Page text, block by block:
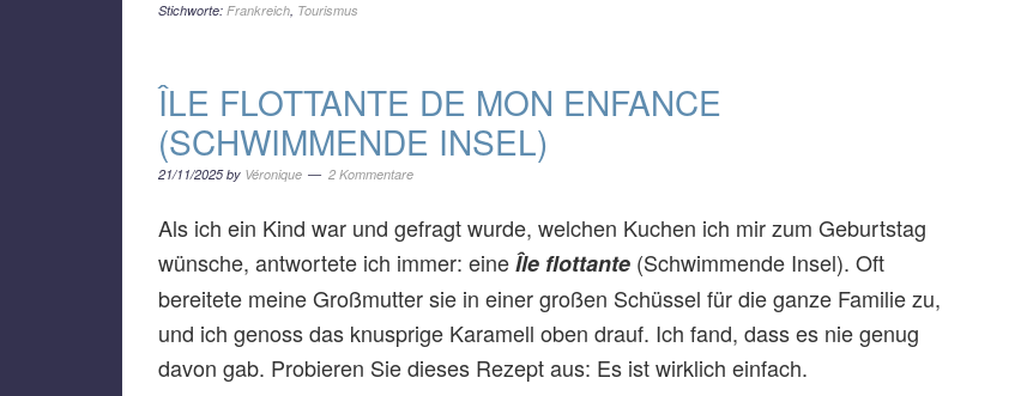
Stichworte: Frankreich, Tourismus
ÎLE FLOTTANTE DE MON ENFANCE
(SCHWIMMENDE INSEL)
21/11/2025by Véronique 2 Kommentare
Als ich ein Kind war und gefragt wurde, welchen Kuchen ich mir zum Geburtstag
wünsche, antwortete ich immer: eineÎle flottante (Schwimmende Insel). Oft
bereitete meine Großmutter sie in einer großen Schüssel für die ganze Familie zu,
und ich genoss das knusprige Karamell oben drauf. Ich fand, dass es nie genug
davon gab. Probieren Sie dieses Rezept aus: Es ist wirklich einfach.